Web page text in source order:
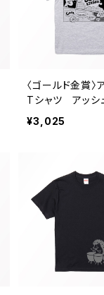
〈ゴールド金賞〉
Tシャツ アッシ
¥3,025